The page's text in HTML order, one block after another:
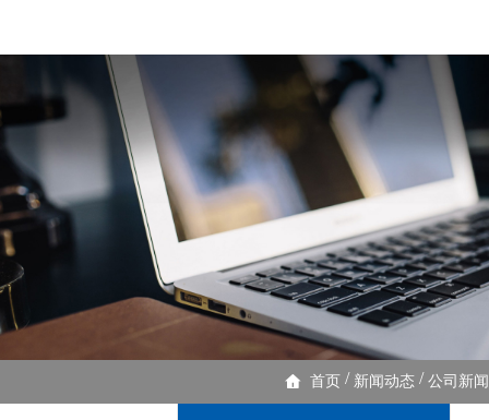
首页 / 新闻动态 / 公司新闻